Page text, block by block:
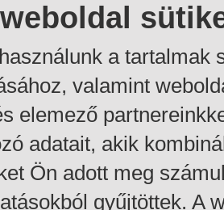
a tartalmak
valamint
elemező
adatait, akik
Ön adott meg
gyűjtöttek. A